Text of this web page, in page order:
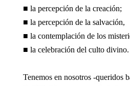
■ la percepción de la creación;
■ la percepción de la salvación,
■ la contemplación de los
■ la celebración del culto divino.
Tenemos en nosotros -queridos